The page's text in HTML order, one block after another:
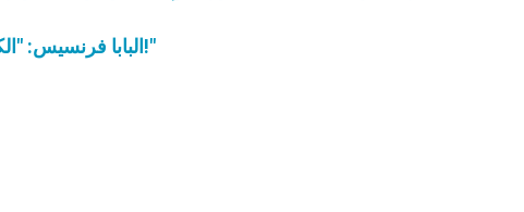
البابا فرنسيس: "الكنيسة مدعوّة يوميًا للاقتراب من كل إنسان!"